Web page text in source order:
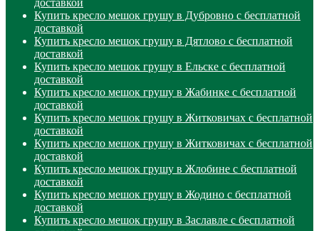
доставкой
Купить кресло мешок грушу в Дубровно с бесплатной
доставкой
Купить кресло мешок грушу в Дятлово с бесплатной
доставкой
Купить кресло мешок грушу в Ельске с бесплатной
доставкой
Купить кресло мешок грушу в Жабинке с бесплатной
доставкой
Купить кресло мешок грушу в Житковичах с бесплатной
доставкой
Купить кресло мешок грушу в Житковичах с бесплатной
доставкой
Купить кресло мешок грушу в Жлобине с бесплатной
доставкой
Купить кресло мешок грушу в Жодино с бесплатной
доставкой
Купить кресло мешок грушу в Заславле с бесплатной